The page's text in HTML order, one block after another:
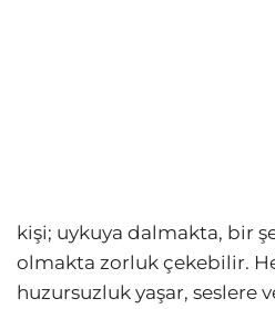
kişi; uykuya dalmakta, bir
olmakta zorluk çekebilir.
huzursuzluk yaşar, seslere